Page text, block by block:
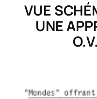
VUE
UNE